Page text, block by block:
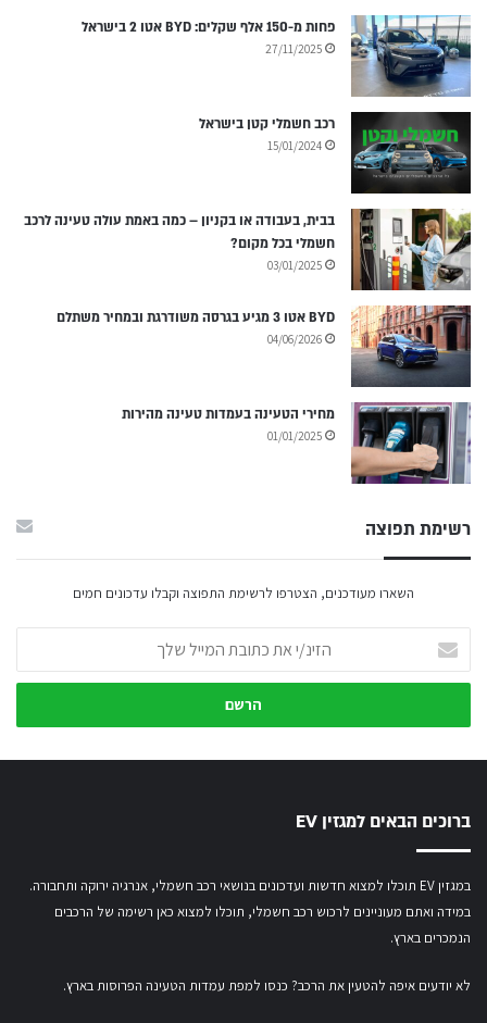
פחות מ-150 אלף שקלים: BYD אטו 2 בישראל
27/11/2025
רכב חשמלי קטן בישראל
15/01/2024
בבית, בעבודה או בקניון – כמה באמת עולה טעינה לרכב
חשמלי בכל מקום?
03/01/2025
BYD אטו 3 מגיע בגרסה משודרגת ובמחיר משתלם
04/06/2026
מחירי הטעינה בעמדות טעינה מהירות
01/01/2025
רשימת תפוצה
השארו מעודכנים, הצטרפו לרשימת התפוצה וקבלו עדכונים חמים
את
כתובת
שלך
ברוכים הבאים למגזין EV
במגזין EV תוכלו למצוא חדשות ועדכונים בנושאי רכב חשמלי, אנרגיה ירוקה ותחבורה.
במידה ואתם מעוניינים לרכוש רכב חשמלי, תוכלו למצוא כאן רשימה של הרכבים
הנמכרים בארץ.
לא יודעים איפה להטעין את הרכב? כנסו למפת עמדות הטעינה הפרוסות בארץ.